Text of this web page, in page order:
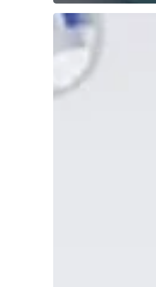
Diş
Tedavileri,
Beyoğlu
Çekimi,
Diş
Dolgusu